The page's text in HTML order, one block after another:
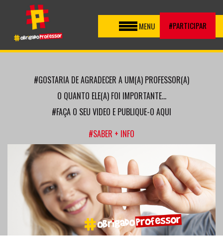
#PARTICIPAR
Toggle
navigation
MENU
#GOSTARIA DE AGRADECER A UM(A) PROFESSOR(A)
O QUANTO ELE(A) FOI IMPORTANTE...
#FAÇA O SEU VIDEO E PUBLIQUE-O AQUI
#SABER + INFO